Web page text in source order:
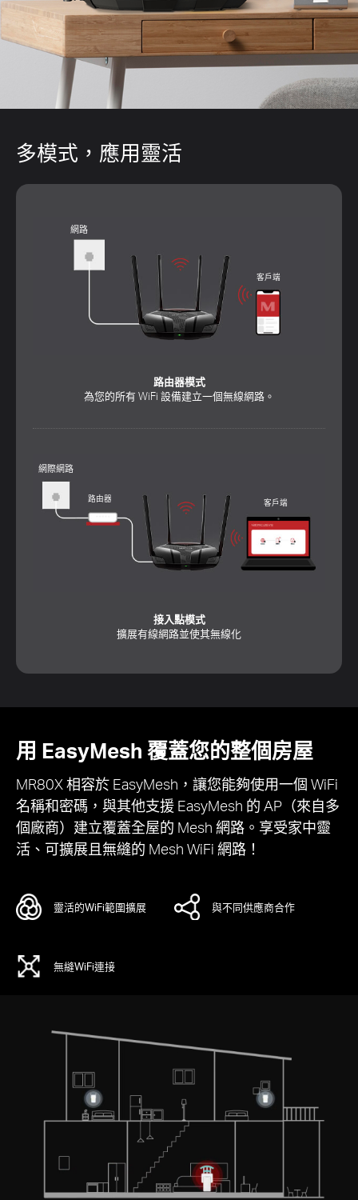
多模式，應用靈活
網路
客戶端
路由器模式
為您的所有 WiFi 設備建立一個無線網路。
網際網路
路由器 客戶端
接入點模式
擴展有線網路並使其無線化
用 EasyMesh 覆蓋您的整個房屋
MR80X 相容於 EasyMesh，讓您能夠使用一個 WiFi
名稱和密碼，與其他支援 EasyMesh 的 AP（來自多
個廠商）建立覆蓋全屋的 Mesh 網路。享受家中靈
活、可擴展且無縫的 Mesh WiFi 網路！
靈活的WiFi範圍擴展 與不同供應商合作
無縫WiFi連接